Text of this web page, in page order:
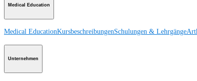
Medical Education
Medical EducationKursbeschreibungenSchulungen & Lehrgänge
Unternehmen